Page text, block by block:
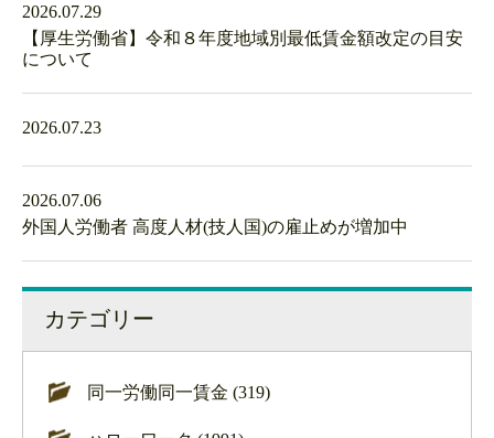
2026.07.29
【厚生労働省】令和８年度地域別最低賃金額改定の目安
について
2026.07.23
2026.07.06
外国人労働者 高度人材(技人国)の雇止めが増加中
カテゴリー
同一労働同一賃金 (319)